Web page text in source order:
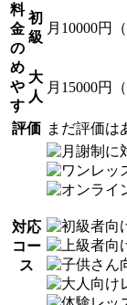
料
金
の
め
や
す
初
級
月10000円
大
人
月15000円
評価 まだ評価は
対応
コー
ス